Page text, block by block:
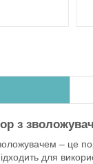
з
– це
для